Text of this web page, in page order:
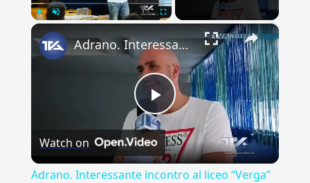
×
Play
Video
Adrano. Interessante incontro al liceo “Verga” con il prof. Fabio Gamberini. Studenti del Linguistic
Watch on
Adrano. Interessante incontro al liceo “Verga”